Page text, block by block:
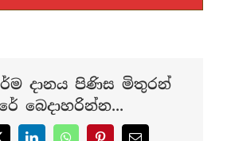
දානය පිණිස මිතුරන්
බෙදාහරින්න...